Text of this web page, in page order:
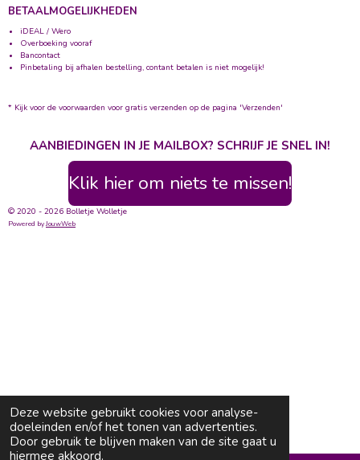
Deze website gebruikt cookies voor analyse-
doeleinden en/of het tonen van advertenties.
Door gebruik te blijven maken van de site gaat u
hiermee akkoord.
BETAALMOGELIJKHEDEN
iDEAL / Wero
Overboeking vooraf
Bancontact
Pinbetaling bij afhalen bestelling, contant betalen is niet mogelijk!
* Kijk voor de voorwaarden voor gratis verzenden op de pagina 'Verzenden'
AANBIEDINGEN IN JE MAILBOX? SCHRIJF JE SNEL IN!
Klik hier om niets te missen!
© 2020 - 2026 Bolletje Wolletje
Powered byJouwWeb